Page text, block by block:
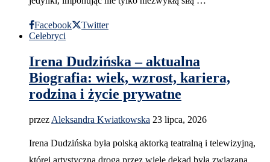
Facebook
Twitter
Celebryci
Irena Dudzińska – aktualna
Biografia: wiek, wzrost, kariera,
rodzina i życie prywatne
przez Aleksandra Kwiatkowska 23 lipca, 2026
Irena Dudzińska była polską aktorką teatralną i telewizyjną,
której artystyczna droga przez wiele dekad była związana